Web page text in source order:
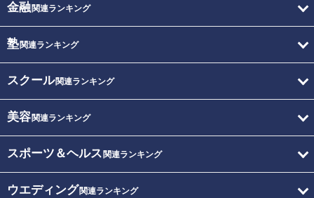
金融関連ランキング
塾関連ランキング
スクール関連ランキング
美容関連ランキング
スポーツ＆ヘルス 関連ランキング
ウエディング関連ランキング